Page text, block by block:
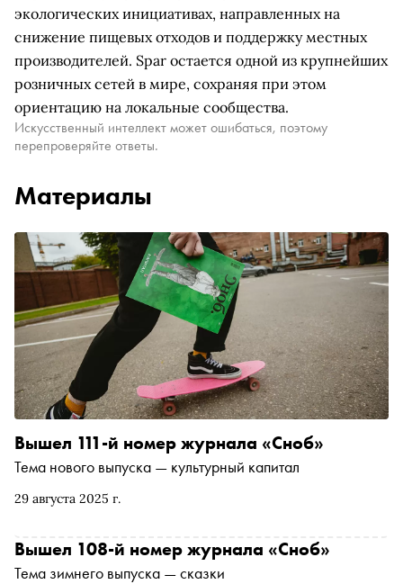
экологических инициативах, направленных на
снижение пищевых отходов и поддержку местных
производителей. Spar остается одной из крупнейших
розничных сетей в мире, сохраняя при этом
ориентацию на локальные сообщества.
Искусственный интеллект может ошибаться, поэтому
перепроверяйте ответы.
Материалы
29 августа 2025 г.
Вышел 111-й номер журнала «Сноб»
Тема нового выпуска — культурный капитал
Вышел 108-й номер журнала «Сноб»
Тема зимнего выпуска — сказки